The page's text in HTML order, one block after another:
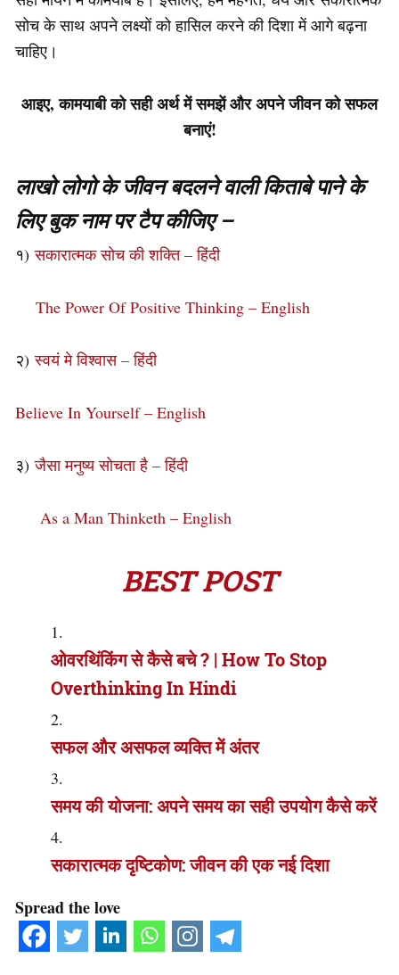
सोच के साथ अपने लक्ष्यों को हासिल करने की दिशा में आगे बढ़ना
चाहिए।
आइए, कामयाबी को सही अर्थ में समझें और अपने जीवन को सफल
बनाएं!
लाखो लोगो के जीवन बदलने वाली किताबे पाने के
लिए बुक नाम पर टैप कीजिए –
१)सकारात्मक सोच की शक्ति – हिंदी
The Power Of Positive Thinking – English
२)स्वयं मे विश्वास – हिंदी
Believe In Yourself – English
३)जैसा मनुष्य सोचता है – हिंदी
As a Man Thinketh – English
BEST POST
ओवरथिंकिंग से कैसे बचे ? | How To Stop
Overthinking In Hindi
सफल और असफल व्यक्ति में अंतर
समय की योजना: अपने समय का सही उपयोग कैसे करें
सकारात्मक दृष्टिकोण: जीवन की एक नई दिशा
Spread the love